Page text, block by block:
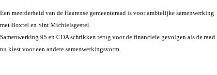
Een meerderheid van de Haarense gemeenteraad is voor ambtelijke samenwerking
met Boxtel en Sint Michielsgestel.
Samenwerking 95 en CDA schrikken terug voor de financiele gevolgen als de raad
nu kiest voor een andere samenwerkingsvorm.